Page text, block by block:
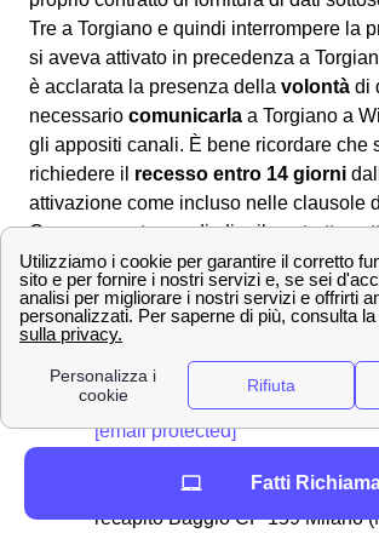
Tre a Torgiano e quindi interrompere la
si aveva attivato in precedenza a
è acclarata la presenza della volontà di
necessario comunicarla a Torgiano a
gli appositi canali. È bene ricordare che
richiedere il recesso entro 14 giorni
attivazione come incluso nelle clausole
Comunemente per disdire il contratto
Wind-Tre a Torgiano si dovrà scaricare il
disdettadall'area clienti online, dall'app
oppure direttamente dal sito. Una volta
potrà:
📧 Inviarlo via PEC all'indirizzo
[email protected]
indirizzata a WIND Tre S.p.A. CD
recapito Baggio CP 159 Milano
Fatti